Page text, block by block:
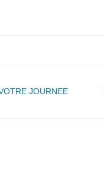
JOURNEE